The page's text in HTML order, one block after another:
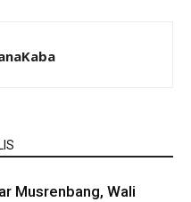
Musrenbang, Wali